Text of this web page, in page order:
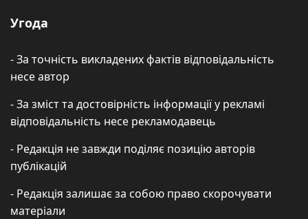
Угода
- За точність викладених фактів відповідальність
несе автор
- За зміст та достовірність інформації у рекламі
відповідальність несе рекламодавець
- Редакція не завжди поділяє позицію авторів
публікацій
- Редакція залишає за собою право скорочувати
матеріали